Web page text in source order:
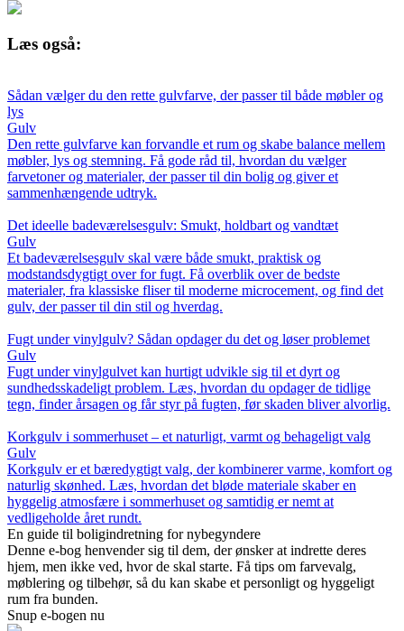
Læs også:
Sådan vælger du den rette gulvfarve, der passer til både møbler og
lys
Gulv
Den rette gulvfarve kan forvandle et rum og skabe balance mellem
møbler, lys og stemning. Få gode råd til, hvordan du vælger
farvetoner og materialer, der passer til din bolig og giver et
sammenhængende udtryk.
Det ideelle badeværelsesgulv: Smukt, holdbart og vandtæt
Gulv
Et badeværelsesgulv skal være både smukt, praktisk og
modstandsdygtigt over for fugt. Få overblik over de bedste
materialer, fra klassiske fliser til moderne microcement, og find det
gulv, der passer til din stil og hverdag.
Fugt under vinylgulv? Sådan opdager du det og løser problemet
Gulv
Fugt under vinylgulvet kan hurtigt udvikle sig til et dyrt og
sundhedsskadeligt problem. Læs, hvordan du opdager de tidlige
tegn, finder årsagen og får styr på fugten, før skaden bliver alvorlig.
Korkgulv i sommerhuset – et naturligt, varmt og behageligt valg
Gulv
Korkgulv er et bæredygtigt valg, der kombinerer varme, komfort og
naturlig skønhed. Læs, hvordan det bløde materiale skaber en
hyggelig atmosfære i sommerhuset og samtidig er nemt at
vedligeholde året rundt.
En guide til boligindretning for nybegyndere
Denne e-bog henvender sig til dem, der ønsker at indrette deres
hjem, men ikke ved, hvor de skal starte. Få tips om farvevalg,
møblering og tilbehør, så du kan skabe et personligt og hyggeligt
rum fra bunden.
Snup e-bogen nu